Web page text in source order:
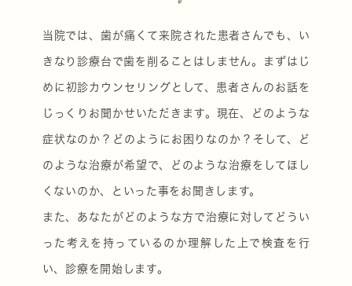
当院では、歯が痛くて来院された患者さんでも、い
きなり診療台で歯を削ることはしません。まずはじ
めに初診カウンセリングとして、患者さんのお話を
じっくりお聞かせいただきます。現在、どのような
症状なのか？どのようにお困りなのか？そして、ど
のような治療が希望で、どのような治療をしてほし
くないのか、といった事をお聞きします。
また、あなたがどのような方で治療に対してどうい
った考えを持っているのか理解した上で検査を行
い、診療を開始します。